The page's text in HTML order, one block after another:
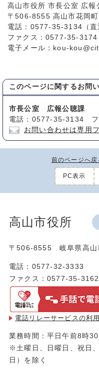
高山市役所 市長公室 広報
〒506-8555 高山市花岡
電話：0577-35-3134（直
ファクス：0577-35-3174
電子メール：kou-
このページに関する お問
市長公室 広報公聴課
電話：0577-35-3134
お問い合わせは専用
前のページへ戻
PC表示
高山市役所
〒506-8555 岐阜県高
電話：0577-32-3333
ファクス：0577-35-3162
電話リレーサービスの利
業務時間：平日午前8時
※土曜日、日曜日、祝日
日）を除く